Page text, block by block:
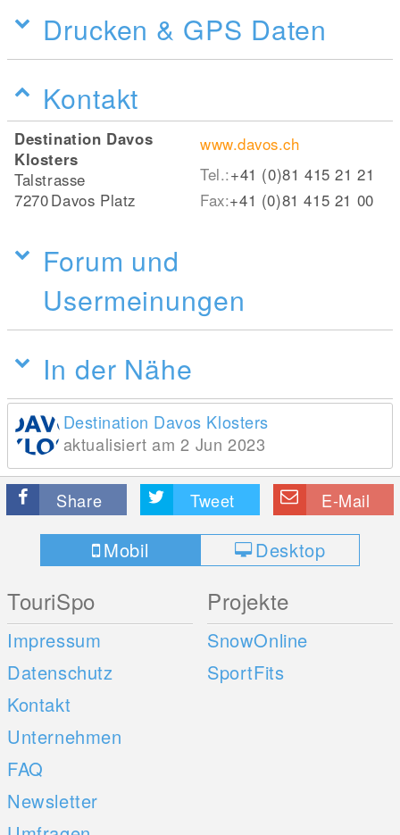
Drucken & GPS Daten
Kontakt
Destination Davos
Klosters
Talstrasse
7270Davos Platz
www.davos.ch
Tel.:+41 (0)81 415 21 21
Fax:+41 (0)81 415 21 00
Forum und
Usermeinungen
In der Nähe
Destination Davos Klosters
aktualisiert am 2 Jun 2023
Share Tweet E-Mail
Mobil Desktop
TouriSpo
Impressum
Datenschutz
Kontakt
Unternehmen
FAQ
Newsletter
Projekte
SnowOnline
SportFits